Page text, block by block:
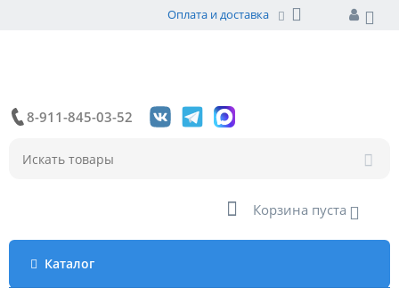
Оплата и доставка
8-911-845-03-52
Корзина пуста
Каталог